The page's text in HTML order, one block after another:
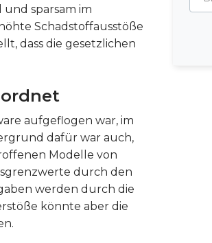
sparsam im
Schadstoffausstöße
dass die gesetzlichen
aufgeflogen war, im
dafür war auch,
Modelle von
durch den
werden durch die
könnte aber die